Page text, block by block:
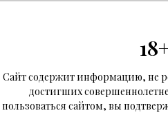
Сайт содержит информацию, не
достигших
пользоваться сайтом, вы